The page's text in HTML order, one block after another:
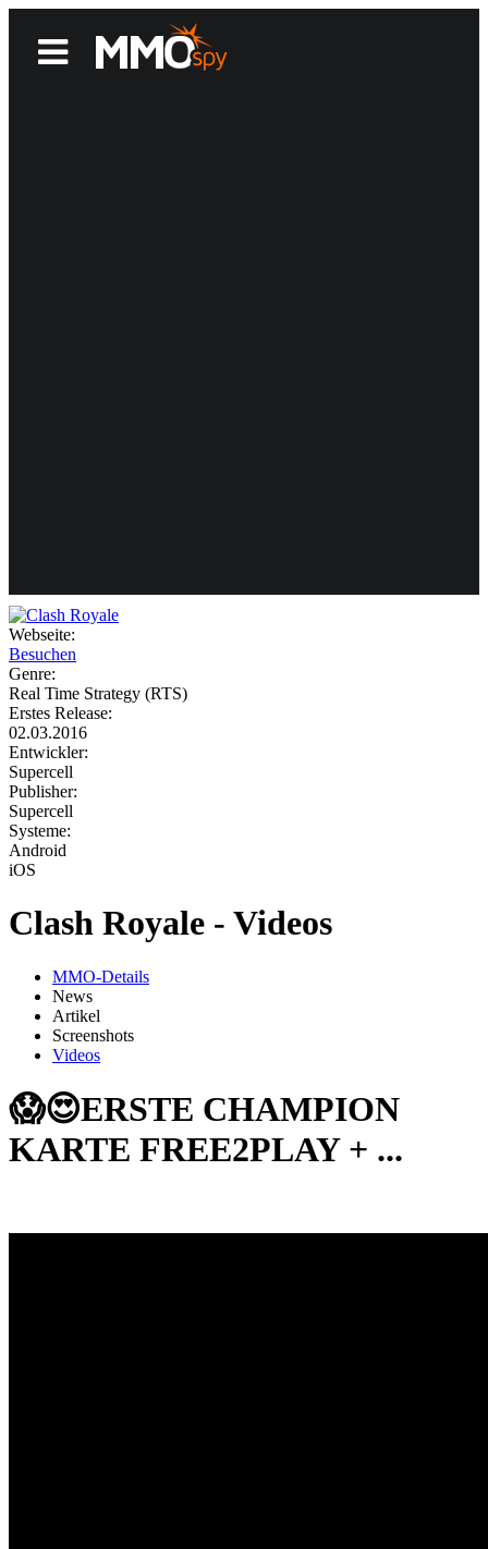
Webseite:
Besuchen
Genre:
Real Time Strategy (RTS)
Erstes Release:
02.03.2016
Entwickler:
Supercell
Publisher:
Supercell
Systeme:
Android
iOS
Clash Royale - Videos
MMO-Details
News
Artikel
Screenshots
Videos
😱😍ERSTE CHAMPION
KARTE FREE2PLAY + ...